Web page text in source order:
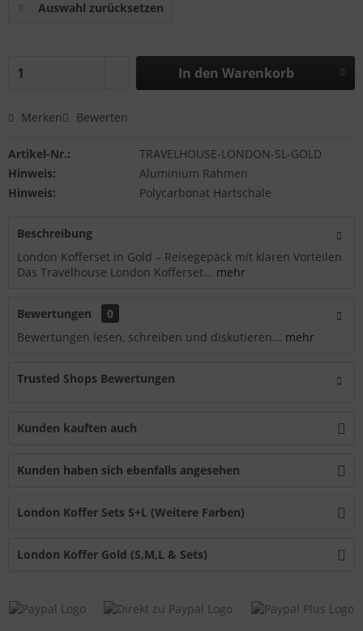
Auswahl zurücksetzen
In den Warenkorb
Merken Bewerten
Artikel-Nr.:
TRAVELHOUSE-LONDON-SL-GOLD
Hinweis:
Aluminium Rahmen
Hinweis:
Polycarbonat Hartschale
Beschreibung
London Kofferset in Gold – Reisegepäck mit klaren Vorteilen
Das Travelhouse London Kofferset... mehr
Bewertungen
0
Bewertungen lesen, schreiben und diskutieren... mehr
Trusted Shops Bewertungen
Kunden kauften auch
Kunden haben sich ebenfalls angesehen
London Koffer Sets S+L (Weitere Farben)
London Koffer Gold (S,M,L & Sets)